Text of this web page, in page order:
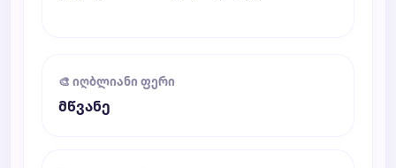
🎨 იღბლიანი ფერი
მწვანე